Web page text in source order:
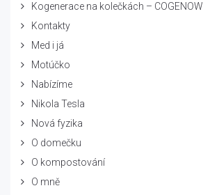
Kogenerace na kolečkách – COGENOW
Kontakty
Med i já
Motúčko
Nabízíme
Nikola Tesla
Nová fyzika
O domečku
O kompostování
O mně